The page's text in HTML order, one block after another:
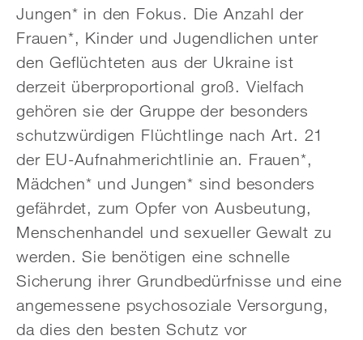
Jungen* in den Fokus. Die Anzahl der
Frauen*, Kinder und Jugendlichen unter
den Geflüchteten aus der Ukraine ist
derzeit überproportional groß. Vielfach
gehören sie der Gruppe der besonders
schutzwürdigen Flüchtlinge nach Art. 21
der EU-Aufnahmerichtlinie an. Frauen*,
Mädchen* und Jungen* sind besonders
gefährdet, zum Opfer von Ausbeutung,
Menschenhandel und sexueller Gewalt zu
werden. Sie benötigen eine schnelle
Sicherung ihrer Grundbedürfnisse und eine
angemessene psychosoziale Versorgung,
da dies den besten Schutz vor